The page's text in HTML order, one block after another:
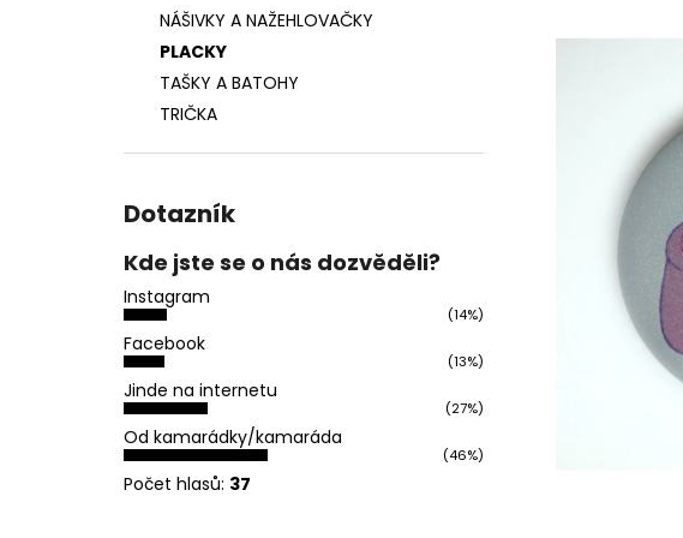
NÁŠIVKY A NAŽEHLOVAČKY
PLACKY
TAŠKY A BATOHY
TRIČKA
Dotazník
Kde jste se o nás dozvěděli?
Instagram
(14%)
Facebook
(13%)
Jinde na internetu
(27%)
Od kamarádky/kamaráda
(46%)
Počet hlasů: 37
REFLEXNÍ PLACKA OH YEAH
119 Kč
REFLEXNÍ PLACKA